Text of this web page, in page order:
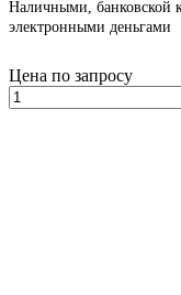
Наличными, банковской
электронными деньгами
Цена по запросу